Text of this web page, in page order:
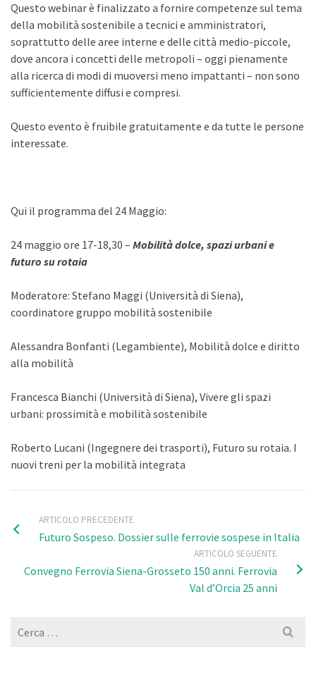
Questo webinar è finalizzato a fornire competenze sul tema
della mobilità sostenibile a tecnici e amministratori,
soprattutto delle aree interne e delle città medio-piccole,
dove ancora i concetti delle metropoli – oggi pienamente
alla ricerca di modi di muoversi meno impattanti – non sono
sufficientemente diffusi e compresi.
Questo evento è fruibile gratuitamente e da tutte le persone
interessate.
Qui il programma del 24 Maggio:
24 maggio ore 17-18,30 – Mobilità dolce, spazi urbani e
futuro su rotaia
Moderatore: Stefano Maggi (Università di Siena),
coordinatore gruppo mobilità sostenibile
Alessandra Bonfanti (Legambiente), Mobilità dolce e diritto
alla mobilità
Francesca Bianchi (Università di Siena), Vivere gli spazi
urbani: prossimità e mobilità sostenibile
Roberto Lucani (Ingegnere dei trasporti), Futuro su rotaia. I
nuovi treni per la mobilità integrata
ARTICOLO PRECEDENTE
Futuro Sospeso. Dossier sulle ferrovie sospese in Italia
ARTICOLO SEGUENTE
Convegno Ferrovia Siena-Grosseto 150 anni. Ferrovia
Val d’Orcia 25 anni
Cerca